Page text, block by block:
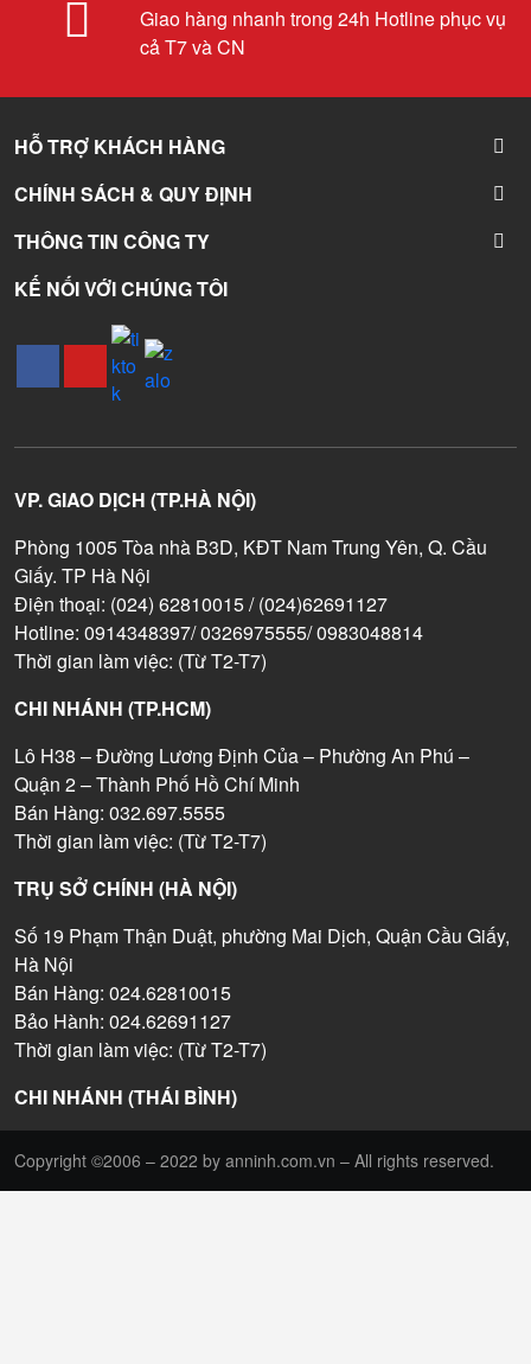
Giao hàng nhanh trong 24h Hotline phục vụ
cả T7 và CN
HỖ TRỢ KHÁCH HÀNG
CHÍNH SÁCH & QUY ĐỊNH
THÔNG TIN CÔNG TY
KẾ NỐI VỚI CHÚNG TÔI
VP. GIAO DỊCH (TP.HÀ NỘI)
Phòng 1005 Tòa nhà B3D, KĐT Nam Trung Yên, Q. Cầu
Giấy. TP Hà Nội
Điện thoại: (024) 62810015 / (024)62691127
Hotline: 0914348397/ 0326975555/ 0983048814
Thời gian làm việc: (Từ T2-T7)
CHI NHÁNH (TP.HCM)
Lô H38 – Đường Lương Định Của – Phường An Phú –
Quận 2 – Thành Phố Hồ Chí Minh
Bán Hàng: 032.697.5555
Thời gian làm việc: (Từ T2-T7)
TRỤ SỞ CHÍNH (HÀ NỘI)
Số 19 Phạm Thận Duật, phường Mai Dịch, Quận Cầu Giấy,
Hà Nội
Bán Hàng: 024.62810015
Bảo Hành: 024.62691127
Thời gian làm việc: (Từ T2-T7)
CHI NHÁNH (THÁI BÌNH)
Copyright ©2006 – 2022 by anninh.com.vn – All rights reserved.